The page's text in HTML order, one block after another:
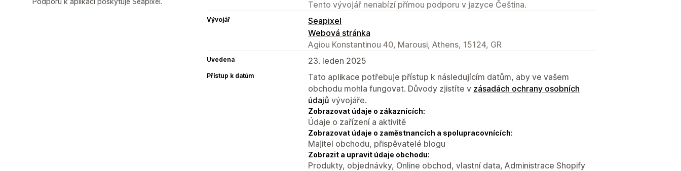
Tento vývojář nenabízí přímou podporu v jazyce Čeština.
Vývojář
Seapixel
Webová stránka
Agiou Konstantinou 40, Marousi, Athens, 15124, GR
Uvedena 23. leden 2025
Přístup k datům
Tato aplikace potřebuje přístup k následujícím datům, aby ve vašem
obchodu mohla fungovat. Důvody zjistíte v zásadách ochrany osobních
údajů vývojáře.
Zobrazovat údaje o zákaznících:
Údaje o zařízení a aktivitě
Zobrazovat údaje o zaměstnancích a spolupracovnících:
Majitel obchodu, přispěvatelé blogu
Zobrazit a upravit údaje obchodu:
Produkty, objednávky, Online obchod, vlastní data, Administrace Shopify